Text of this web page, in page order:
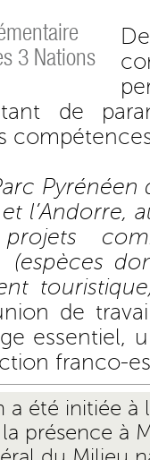
3 Nations
de
Pyrénéen
l’Andorre,
de
essentiel,
franco-
a été initiée à
présence à